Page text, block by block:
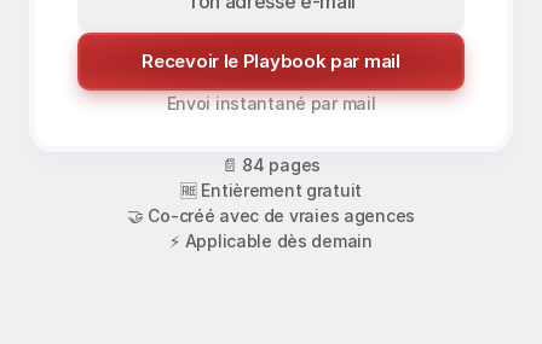
Recevoir le Playbook par mail
Envoi instantané par mail
📄 84 pages
🆓 Entièrement gratuit
🤝 Co-créé avec de vraies agences
⚡ Applicable dès demain